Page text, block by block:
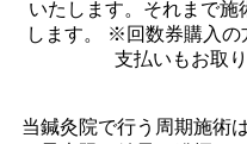
いたします。それまで施
します。 ※回数券購入の
支払いもお取
当鍼灸院で行う周期施術